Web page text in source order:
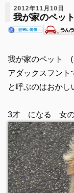
2012年11月10日
我が家のペット
我が家のペッ
アダックスフン
と呼ぶのはおかし
3才 になる 女の